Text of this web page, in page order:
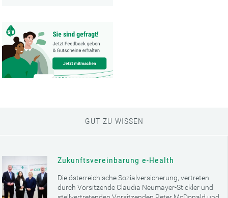
GUT ZU WISSEN
Zukunftsvereinbarung e-Health
Die österreichische Sozialversicherung, vertreten
durch Vorsitzende Claudia Neumayer-Stickler und